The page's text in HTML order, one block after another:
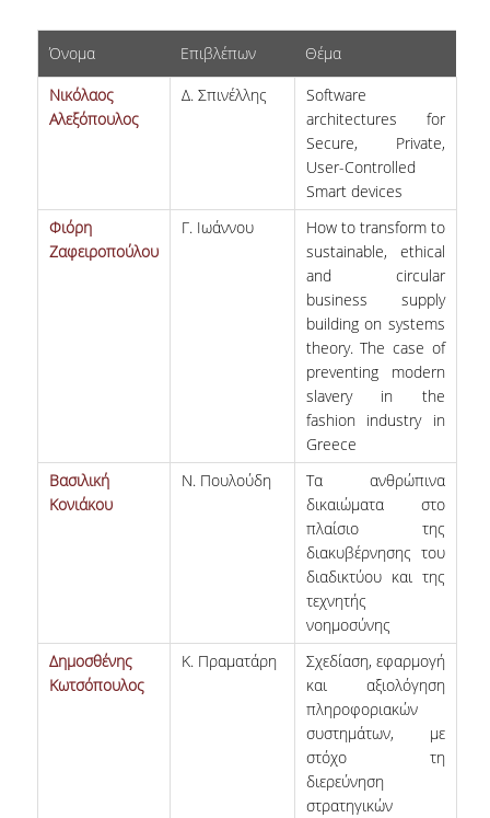
TESTIMONIALS ΔΙΑΚΡΙΣΕΩΝ
ΕΠΑΓΓΕΛΜΑΤΙΚΕΣ ΠΡΟΟΠΤΙΚΕΣ
ΠΡΟΓΡΑΜΜΑ ΥΠΟΤΡΟΦΙΩΝ
ΚΡΙΤΗΡΙΑ ΚΑΙ ΔΙΑΔΙΚΑΣΙΑ ΕΠΙΛΟΓΗΣ
ΕΡΓΑΣΤΗΡΙΑΚΗ ΥΠΟΔΟΜΗ
ΒΡΑΒΕΙΑ ΕΞΑΙΡΕΤΙΚΗΣ ΕΠΙΔΟΣΗΣ ΣΤΗ
ΑΝΘΡΩΠΙΝΟ ΔΥΝΑΜΙΚΟ
ΠΡΟΣΩΠΙΚΟ ΤΟΥ ΤΜΗΜΑΤΟΣ
ΕΠΙΣΚΕΠΤΕΣ ΚΑΘΗΓΗΤΕΣ
Όνομα Επιβλέπων
Θέμα
Νικόλαος
Αλεξόπουλος
Δ. Σπινέλλης
Software
architectures for
Secure, Private,
User-Controlled
Smart devices
Φιόρη
Ζαφειροπούλου
Γ. Ιωάννου
How to transform to
sustainable, ethical
and circular
business supply
building on systems
theory. The case of
preventing modern
slavery in the
fashion industry in
Greece
Βασιλική
Κονιάκου
Ν. Πουλούδη
Τα ανθρώπινα
δικαιώματα στο
πλαίσιο της
διακυβέρνησης του
διαδικτύου και της
τεχνητής
νοημοσύνης
Δημοσθένης
Κωτσόπουλος
Κ. Πραματάρη
Σχεδίαση, εφαρμογή
και αξιολόγηση
πληροφοριακών
συστημάτων, με
στόχο τη
διερεύνηση
στρατηγικών